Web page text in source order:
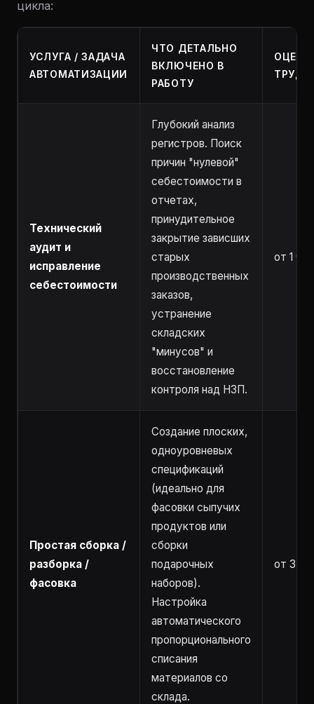
цикла:
УСЛУГА / ЗАДАЧА
АВТОМАТИЗАЦИИ
ЧТО ДЕТАЛЬНО
ВКЛЮЧЕНО В
РАБОТУ
Технический
аудит и
исправление
себестоимости
Глубокий анализ
регистров. Поиск
причин "нулевой"
себестоимости в
отчетах,
принудительное
закрытие зависших
старых
производственных
заказов,
устранение
складских
"минусов" и
восстановление
контроля над НЗП.
от 1
Простая сборка /
разборка /
фасовка
Создание плоских,
одноуровневых
спецификаций
(идеально для
фасовки сыпучих
продуктов или
сборки
подарочных
наборов).
Настройка
автоматического
пропорционального
списания
материалов со
склада.
от 3